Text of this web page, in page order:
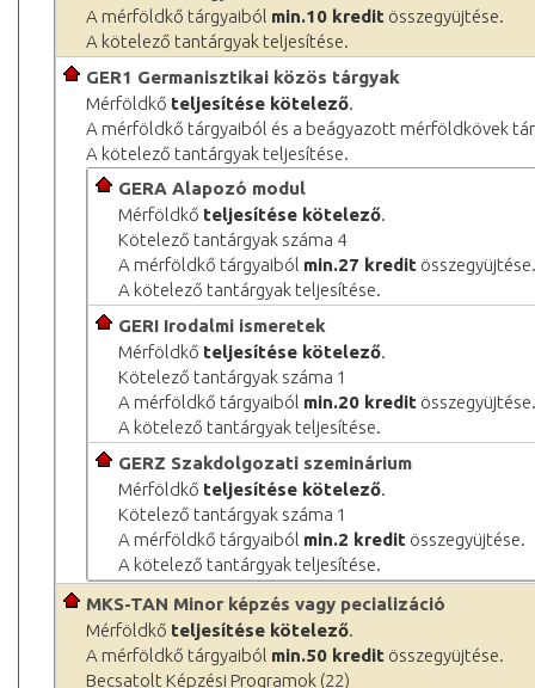
A mérföldkő tárgyaiból min.10 kredit összegyüjtése.
A kötelező tantárgyak teljesítése.
GER1 Germanisztikai közös tárgyak
Mérföldkő teljesítése kötelező.
A mérföldkő tárgyaiból és a beágyazott mérföldkövek
A kötelező tantárgyak teljesítése.
GERA Alapozó modul
Mérföldkő teljesítése kötelező.
Kötelező tantárgyak száma 4
A mérföldkő tárgyaiból min.27 kredit összegyüjtése.
A kötelező tantárgyak teljesítése.
GERI Irodalmi ismeretek
Mérföldkő teljesítése kötelező.
Kötelező tantárgyak száma 1
A mérföldkő tárgyaiból min.20 kredit összegyüjtése.
A kötelező tantárgyak teljesítése.
GERZ Szakdolgozati szeminárium
Mérföldkő teljesítése kötelező.
Kötelező tantárgyak száma 1
A mérföldkő tárgyaiból min.2 kredit összegyüjtése.
A kötelező tantárgyak teljesítése.
MKS-TAN Minor képzés vagy pecializáció
Mérföldkő teljesítése kötelező.
A mérföldkő tárgyaiból min.50 kredit összegyüjtése.
Becsatolt Képzési Programok (22)